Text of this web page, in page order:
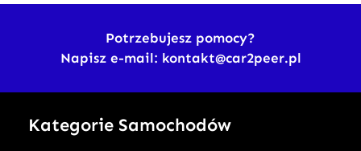
Potrzebujesz pomocy?
Napisz e-mail: kontakt@car2peer.pl
Kategorie Samochodów